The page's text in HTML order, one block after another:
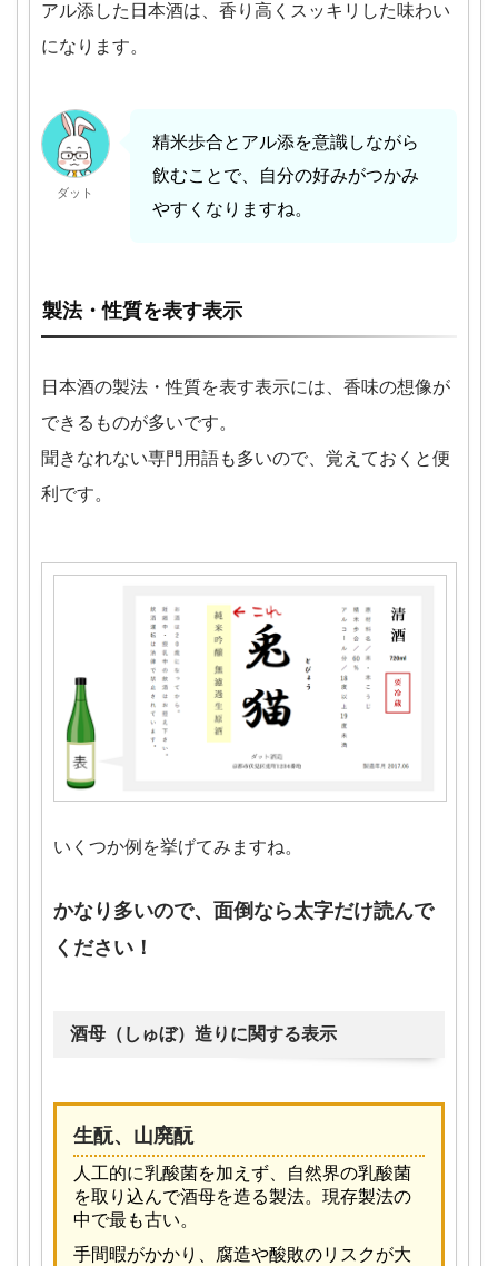
アル添した日本酒は、香り高くスッキリした味わい
になります。
ダット
精米歩合とアル添を意識しながら
飲むことで、自分の好みがつかみ
やすくなりますね。
製法・性質を表す表示
日本酒の製法・性質を表す表示には、香味の想像が
できるものが多いです。
聞きなれない専門用語も多いので、覚えておくと便
利です。
いくつか例を挙げてみますね。
かなり多いので、面倒なら太字だけ読んで
ください！
酒母（しゅぼ）造りに関する表示
生酛、山廃酛
人工的に乳酸菌を加えず、自然界の乳酸菌
を取り込んで酒母を造る製法。現存製法の
中で最も古い。
手間暇がかかり、腐造や酸敗のリスクが大